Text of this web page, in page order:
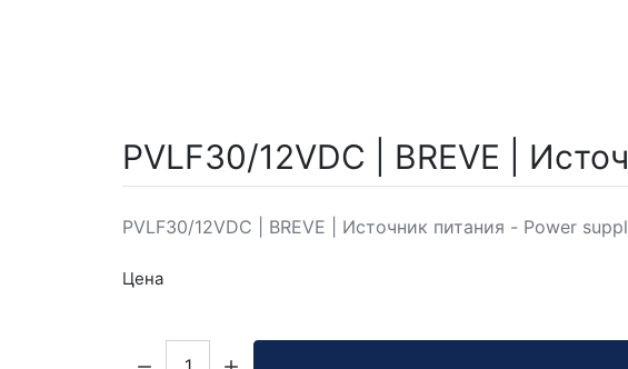
PVLF30/12VDC | BREVE |
PVLF30/12VDC | BREVE | Источник питания - Power
Цена